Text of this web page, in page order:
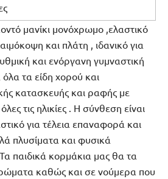
μανίκι μονόχρωμο ,ελαστικό
και πλάτη , ιδανικό για
και ενόργανη γυμναστική
τα είδη χορού και
κατασκευής και ραφής με
τις ηλικίες . Η σύνθεση είναι
για τέλεια επαναφορά και
πλυσίματα και φυσικά
παιδικά κορμάκια μας θα τα
καθώς και σε νούμερα που